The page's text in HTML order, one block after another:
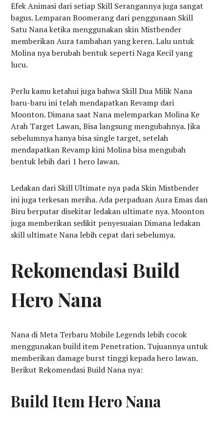
Efek Animasi dari setiap Skill Serangannya juga sangat
bagus. Lemparan Boomerang dari penggunaan Skill
Satu Nana ketika menggunakan skin Mistbender
memberikan Aura tambahan yang keren. Lalu untuk
Molina nya berubah bentuk seperti Naga Kecil yang
lucu.
Perlu kamu ketahui juga bahwa Skill Dua Milik Nana
baru-baru ini telah mendapatkan Revamp dari
Moonton. Dimana saat Nana melemparkan Molina Ke
Arah Target Lawan, Bisa langsung mengubahnya. Jika
sebelumnya hanya bisa single target, setelah
mendapatkan Revamp kini Molina bisa mengubah
bentuk lebih dari 1 hero lawan.
Ledakan dari Skill Ultimate nya pada Skin Mistbender
ini juga terkesan meriha. Ada perpaduan Aura Emas dan
Biru berputar disekitar ledakan ultimate nya. Moonton
juga memberikan sedikit penyesuaian Dimana ledakan
skill ultimate Nana lebih cepat dari sebelumya.
Rekomendasi Build
Hero Nana
Nana di Meta Terbaru Mobile Legends lebih cocok
menggunakan build item Penetration. Tujuannya untuk
memberikan damage burst tinggi kepada hero lawan.
Berikut Rekomendasi Build Nana nya:
Build Item Hero Nana